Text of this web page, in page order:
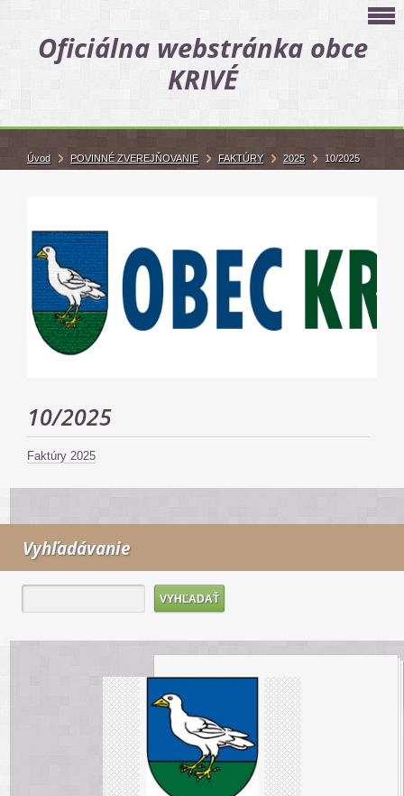
Oficiálna webstránka obce
KRIVÉ
10/2025
Faktúry 2025
Vyhľadávanie
Úvod POVINNÉ ZVEREJŇOVANIE FAKTÚRY 2025 10/2025